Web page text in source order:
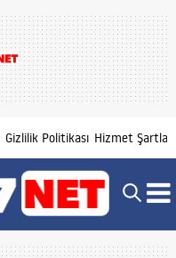
Gizlilik Politikası Hizmet Şartları